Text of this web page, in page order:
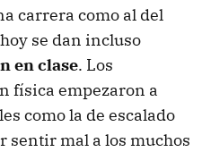
carrera como al del
se dan incluso
en clase. Los
física empezaron a
como la de escalado
sentir mal a los muchos